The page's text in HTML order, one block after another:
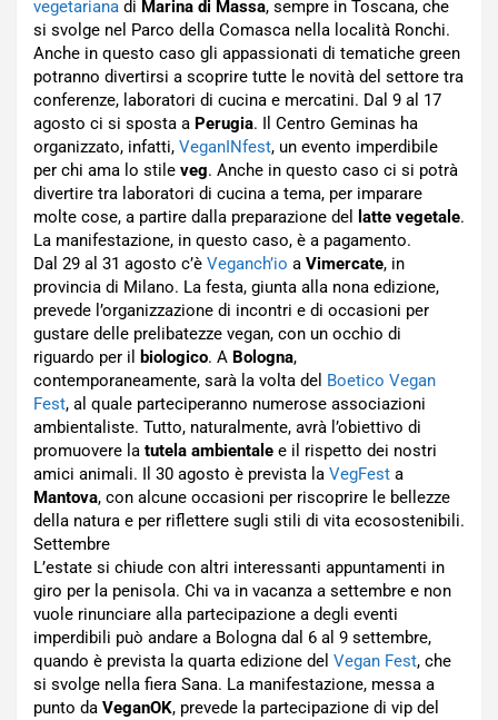
vegetariana di Marina di Massa, sempre in Toscana, che
si svolge nel Parco della Comasca nella località Ronchi.
Anche in questo caso gli appassionati di tematiche green
potranno divertirsi a scoprire tutte le novità del settore tra
conferenze, laboratori di cucina e mercatini. Dal 9 al 17
agosto ci si sposta a Perugia. Il Centro Geminas ha
organizzato, infatti, VeganINfest, un evento imperdibile
per chi ama lo stile veg. Anche in questo caso ci si potrà
divertire tra laboratori di cucina a tema, per imparare
molte cose, a partire dalla preparazione del
latte vegetale.
La manifestazione, in questo caso, è a pagamento.
Dal 29 al 31 agosto c’è Veganch’io a Vimercate, in
provincia di Milano. La festa, giunta alla nona edizione,
prevede l’organizzazione di incontri e di occasioni per
gustare delle prelibatezze vegan, con un occhio di
riguardo per il
biologico. A Bologna,
contemporaneamente, sarà la volta del Boetico Vegan
Fest, al quale parteciperanno numerose associazioni
ambientaliste. Tutto, naturalmente, avrà l’obiettivo di
promuovere la tutela ambientale e il rispetto dei nostri
amici animali. Il 30 agosto è prevista la VegFest a
Mantova, con alcune occasioni per riscoprire le bellezze
della natura e per riflettere sugli stili di vita ecosostenibili.
Settembre
L’estate si chiude con altri interessanti appuntamenti in
giro per la penisola. Chi va in vacanza a settembre e non
vuole rinunciare alla partecipazione a degli eventi
imperdibili può andare a Bologna dal 6 al 9 settembre,
quando è prevista la quarta edizione del Vegan Fest, che
si svolge nella fiera Sana. La manifestazione, messa a
punto da VeganOK, prevede la partecipazione di vip del